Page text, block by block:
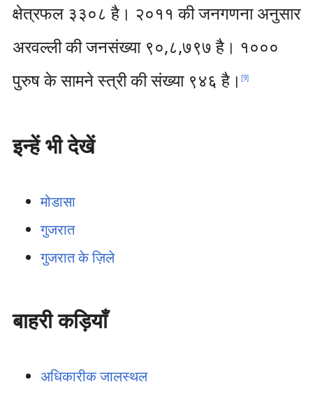
क्षेत्रफल ३३०८ है। २०११ की जनगणना अनुसार
अरवल्ली की जनसंख्या ९०,८,७९७ है। १०००
पुरुष के सामने स्त्री की संख्या ९४६ है। [9]
इन्हें भी देखें
मोडासा
गुजरात
गुजरात के ज़िले
बाहरी कड़ियाँ
अधिकारीक जालस्थल